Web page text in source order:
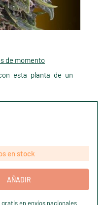
de momento
esta planta de un
en stock
AÑADIR
gratis en envíos nacionales